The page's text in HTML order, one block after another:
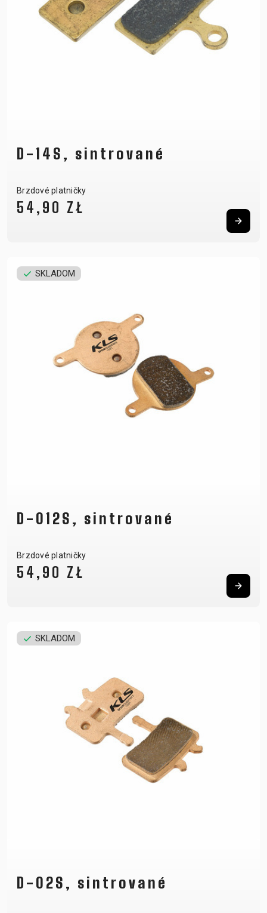
D-14S, sintrované
Brzdové platničky
54,90 ZŁ
SKLADOM
D-012S, sintrované
Brzdové platničky
54,90 ZŁ
SKLADOM
D-02S, sintrované